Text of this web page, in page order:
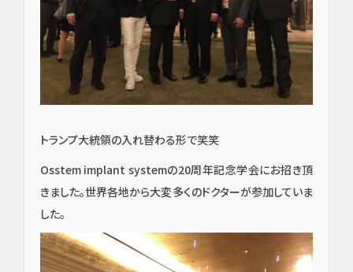
トランプ大統領の入れ替わる形で笑笑
Osstem implant systemの20周年記念学会にお招き頂
きました。世界各地から大変多くのドクターが参加していま
した。